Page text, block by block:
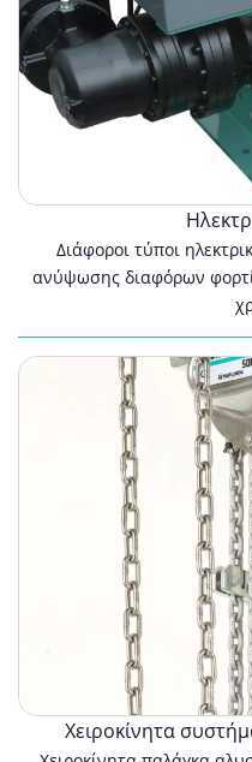
Διάφοροι τύποι
ανύψωσης διαφόρων
Χειροκίνητα
Χειροκίνητα